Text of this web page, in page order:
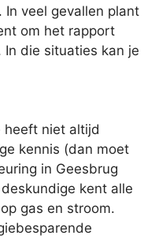
veel gevallen plant
om het rapport
die situaties kan je
heeft niet altijd
kennis (dan moet
in Geesbrug
kent alle
gas en stroom.